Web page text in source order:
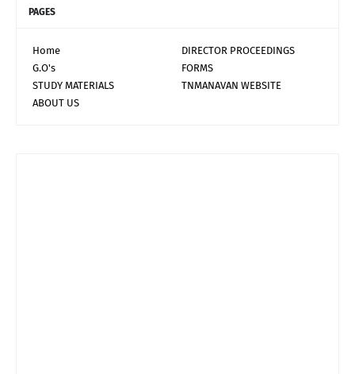
PAGES
Home
DIRECTOR PROCEEDINGS
G.O's
FORMS
STUDY MATERIALS
TNMANAVAN WEBSITE
ABOUT US